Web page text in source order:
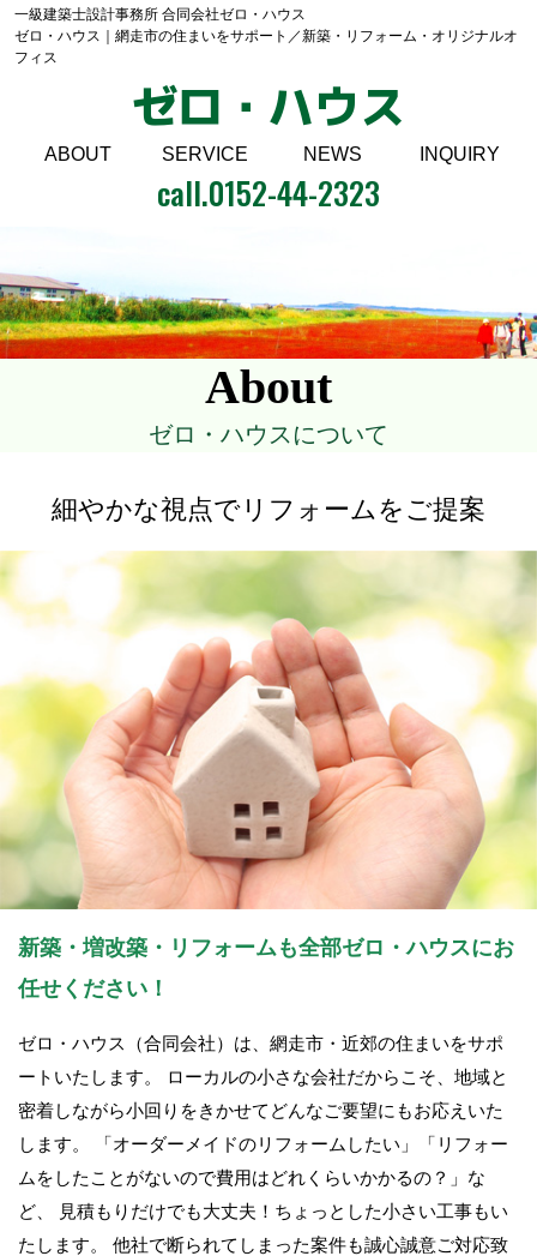
一級建築士設計事務所 合同会社ゼロ・ハウス
ゼロ・ハウス｜網走市の住まいをサポート／新築・リフォーム・オリジナルオ
フィス
ゼロ・ハウス
ABOUT SERVICE NEWS INQUIRY
call.0152-44-2323
About
ゼロ・ハウスについて
細やかな視点でリフォームをご提案
新築・増改築・リフォームも全部ゼロ・ハウスにお
任せください！
ゼロ・ハウス（合同会社）は、網走市・近郊の住まいをサポ
ートいたします。 ローカルの小さな会社だからこそ、地域と
密着しながら小回りをきかせてどんなご要望にもお応えいた
します。 「オーダーメイドのリフォームしたい」「リフォー
ムをしたことがないので費用はどれくらいかかるの？」な
ど、 見積もりだけでも大丈夫！ちょっとした小さい工事もい
たします。 他社で断られてしまった案件も誠心誠意ご対応致